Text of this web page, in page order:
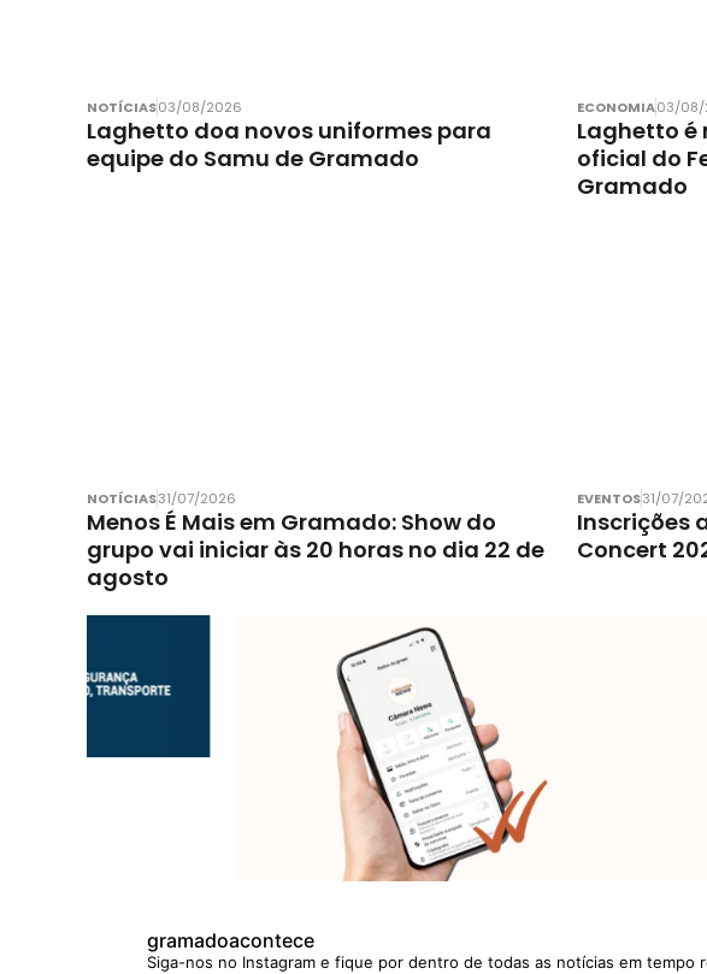
NOTÍCIAS03/08/2026
Laghetto doa novos uniformes para
equipe do Samu de Gramado
ECONOMIA03/08/
Laghetto é
oficial do
Gramado
NOTÍCIAS31/07/2026
Menos É Mais em Gramado: Show do
grupo vai iniciar às 20 horas no dia 22 de
agosto
EVENTOS31/07/
Inscrições
Concert
gramadoacontece
Siga-nos no Instagram e fique por dentro de todas as notícias em tempo